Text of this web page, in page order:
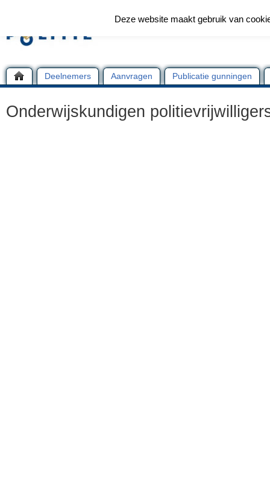
Deelnemers Aanvragen Publicatie gunningen
Onderwijskundigen
Deze website maakt gebruik van